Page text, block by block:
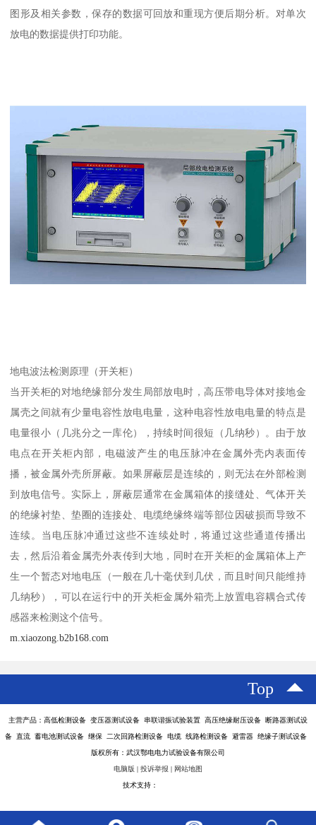
图形及相关参数，保存的数据可回放和重现方便后期分析。对单次
放电的数据提供打印功能。
地电波法检测原理（开关柜）
当开关柜的对地绝缘部分发生局部放电时，高压带电导体对接地金
属壳之间就有少量电容性放电电量，这种电容性放电电量的特点是
电量很小（几兆分之一库伦），持续时间很短（几纳秒）。由于放
电点在开关柜内部，电磁波产生的电压脉冲在金属外壳内表面传
播，被金属外壳所屏蔽。如果屏蔽层是连续的，则无法在外部检测
到放电信号。实际上，屏蔽层通常在金属箱体的接缝处、气体开关
的绝缘衬垫、垫圈的连接处、电缆绝缘终端等部位因破损而导致不
连续。当电压脉冲通过这些不连续处时，将通过这些通道传播出
去，然后沿着金属壳外表传到大地，同时在开关柜的金属箱体上产
生一个暂态对地电压（一般在几十毫伏到几伏，而且时间只能维持
几纳秒），可以在运行中的开关柜金属外箱壳上放置电容耦合式传
感器来检测这个信号。
m.xiaozong.b2b168.com
Top
主营产品：高低检测设备 变压器测试设备 串联谐振试验装置 高压绝缘耐压设备 断路器测试设
备 直流 蓄电池测试设备 继保 二次回路检测设备 电缆 线路检测设备 避雷器 绝缘子测试设备
版权所有：武汉鄂电电力试验设备有限公司
电脑版 | 投诉举报 | 网站地图
技术支持：